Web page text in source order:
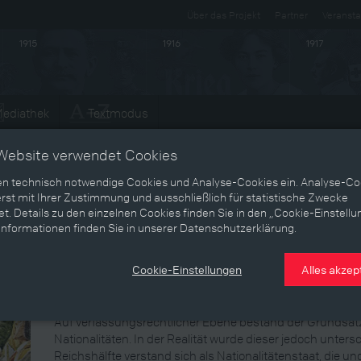
1915 1916 1917
Textmodus
Nationalitätenpolitik im
Am Beginn des Zeitalters der Nationswerdung diente
die Entwicklung nationaler Konzepte für die Völker
Rahmen der Doppelmonarchie jedoch immer öfter als
Auf verfassungsrechtlicher Ebene bestand der
Nationalitäten. In der Realität wurde dieser jedoch
Reichshälfte verstand sich als Nationalitätenstaat, die
verwendet Cookies
technisch notwendige Cookies und Analyse-Cookies ein. Analyse-
mit Ihrer Zustimmung und ausschließlich für statistische Zwecke
Details zu den einzelnen Cookies finden Sie in den „Cookie-
finden Sie in unserer Datenschutzerklärung.
Cookie-Einstellungen Alles